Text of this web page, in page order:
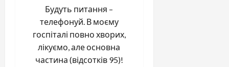
Будуть питання –
телефонуй. В моєму
госпіталі повно хворих,
лікуємо, але основна
частина (відсотків 95)!